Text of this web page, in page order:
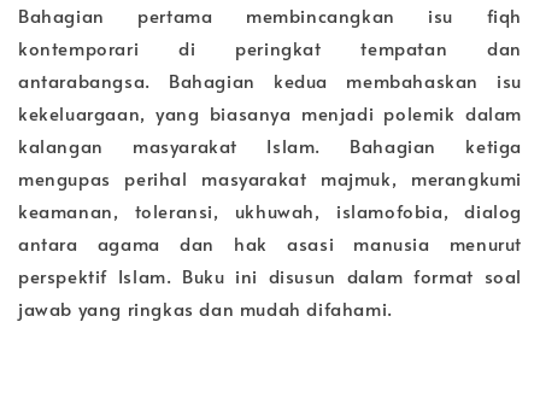
Bahagian pertama membincangkan isu fiqh
kontemporari di peringkat tempatan dan
antarabangsa. Bahagian kedua membahaskan isu
kekeluargaan, yang biasanya menjadi polemik dalam
kalangan masyarakat Islam. Bahagian ketiga
mengupas perihal masyarakat majmuk, merangkumi
keamanan, toleransi, ukhuwah, islamofobia, dialog
antara agama dan hak asasi manusia menurut
perspektif Islam. Buku ini disusun dalam format soal
jawab yang ringkas dan mudah difahami.